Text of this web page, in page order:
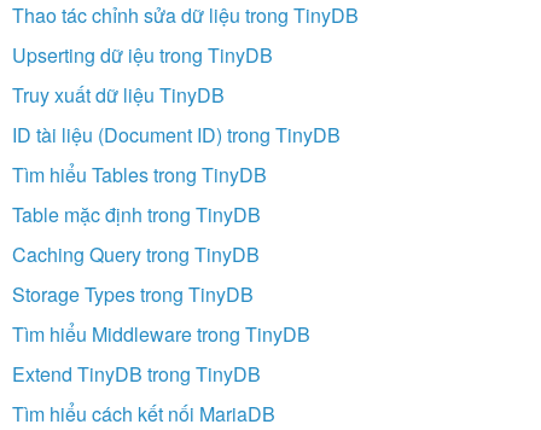
Thao tác chỉnh sửa dữ liệu trong TinyDB
Upserting dữ iệu trong TinyDB
Truy xuất dữ liệu TinyDB
ID tài liệu (Document ID) trong TinyDB
Tìm hiểu Tables trong TinyDB
Table mặc định trong TinyDB
Caching Query trong TinyDB
Storage Types trong TinyDB
Tìm hiểu Middleware trong TinyDB
Extend TinyDB trong TinyDB
Tìm hiểu cách kết nối MariaDB